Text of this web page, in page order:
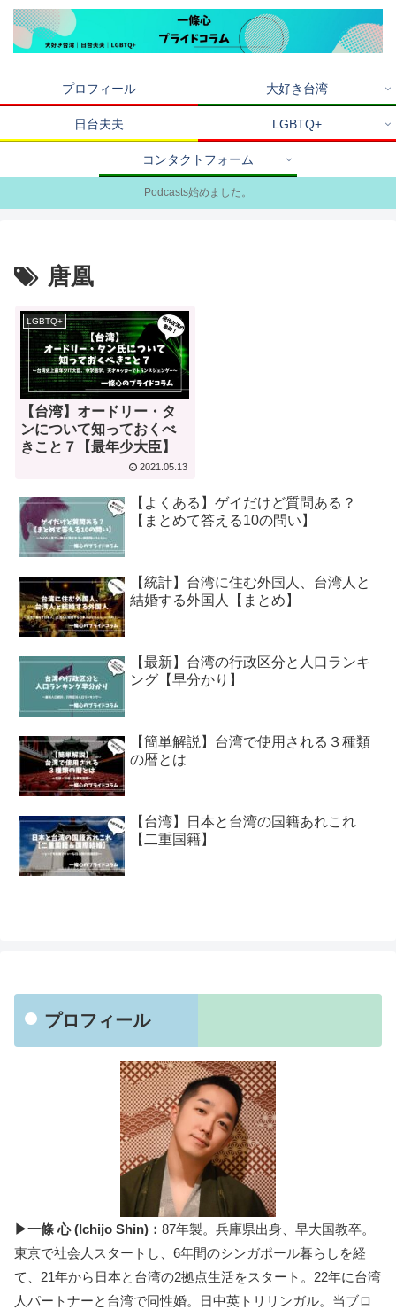
プロフィール 大好き台湾
日台夫夫 LGBTQ+
コンタクトフォーム
Podcasts始めました。
唐凰
LGBTQ+
【台湾】オードリー・タ
ンについて知っておくべ
きこと７【最年少大臣】
2021.05.13
【よくある】ゲイだけど質問ある？
【まとめて答える10の問い】
【統計】台湾に住む外国人、台湾人と
結婚する外国人【まとめ】
【最新】台湾の行政区分と人口ランキ
ング【早分かり】
【簡単解説】台湾で使用される３種類
の暦とは
【台湾】日本と台湾の国籍あれこれ
【二重国籍】
プロフィール
▶一條 心 (Ichijo Shin)： 87年製。兵庫県出身、早大国教卒。
東京で社会人スタートし、6年間のシンガポール暮らしを経
て、21年から日本と台湾の2拠点生活をスタート。22年に台湾
人パートナーと台湾で同性婚。日中英トリリンガル。当ブロ